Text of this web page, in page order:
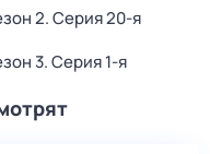
2. Серия 20-я
3. Серия 1-я